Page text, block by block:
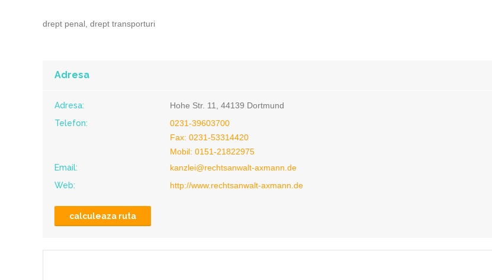
drept penal, drept transporturi
Adresa
Adresa:
Hohe Str. 11, 44139 Dortmund
Telefon:
0231-39603700
Fax: 0231-53314420
Mobil: 0151-21822975
Email:
kanzlei@rechtsanwalt-axmann.de
Web:
http://www.rechtsanwalt-axmann.de
calculeaza ruta